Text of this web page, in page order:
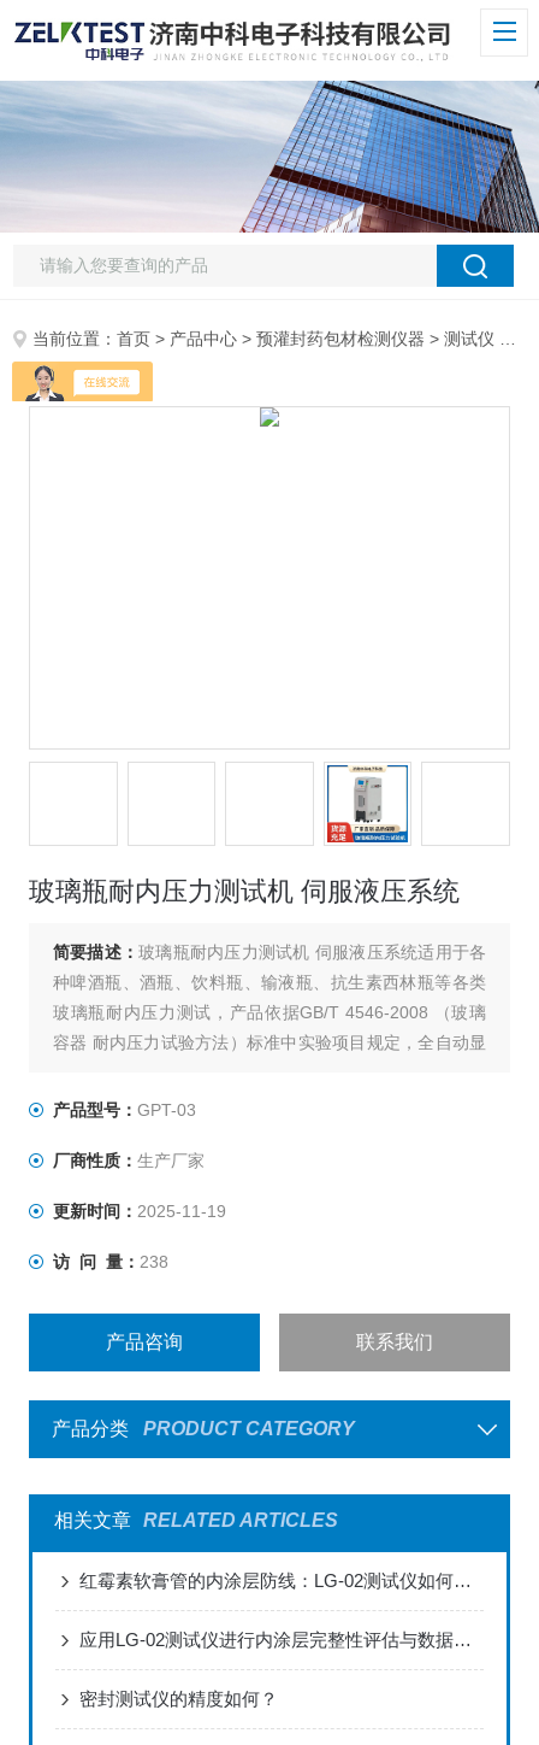
当前位置：首页 > 产品中心 >预灌封药包材检测仪器 >测试仪
玻璃瓶耐内压力测试机 伺服液压系统
简要描述：玻璃瓶耐内压力测试机 伺服液压系统适用于各
种啤酒瓶、酒瓶、饮料瓶、输液瓶、抗生素西林瓶等各类
玻璃瓶耐内压力测试，产品依据GB/T 4546-2008 （玻璃
容器 耐内压力试验方法）标准中实验项目规定，全自动显
和爆破压力试验要求，玻璃瓶耐内压力测试机是各啤酒
器。
产品型号： GPT-03
厂商性质： 生产厂家
更新时间： 2025-11-19
访 问 量： 238
产品咨询 联系我们
产品分类 PRODUCT CATEGORY
相关文章 RELATED ARTICLES
红霉素软膏管的内涂层防线：LG-02测试仪如何破解普药包装的“隐蔽风险”
应用LG-02测试仪进行内涂层完整性评估与数据分析方案
密封测试仪的精度如何？